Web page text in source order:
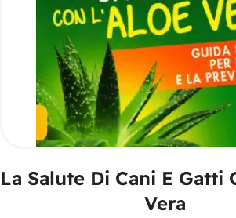
AGGIUNGI AL CARRELLO
La Salute Di Cani E Gatti
Vera